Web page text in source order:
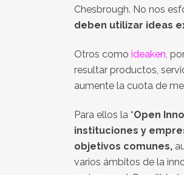
Chesbrough. No nos
deben utilizar ideas
Otros como ideaken,
resultar productos,
aumente la cuota de
Para ellos la “Open
instituciones y
objetivos comunes,
varios ámbitos de la